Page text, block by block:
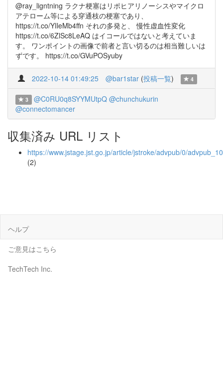
@ray_ligntning ラクナ梗塞はリポヒアリノーシスやマイクロ
アテローム等による穿通枝の梗塞であり、
https://t.co/YIleMb4ffn それの多発と、 慢性虚血性変化
https://t.co/6ZlSc8LeAQ はイコールではないと考えていま
す。 ワンポイントの画像で前者と言い切るのは相当難しいは
ずです。 https://t.co/GVuPOSyuby
2022-10-14 01:49:25 @bar1star (投稿一覧) 4
3 @C0RU0q8SYYMUtpQ @chunchukurin
@connectomancer
収集済み URL リスト
https://www.jstage.jst.go.jp/article/jstroke/advpub/0/
(2)
ヘルプ
ご意見はこちら
TechTech Inc.